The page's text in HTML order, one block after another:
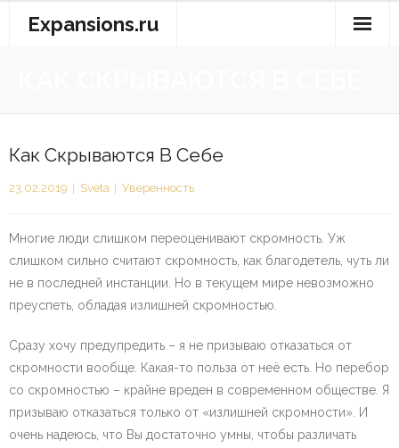
Expansions.ru
Как Скрываются В Себе
23.02.2019 Sveta Уверенность
Многие люди слишком переоценивают скромность. Уж
слишком сильно считают скромность, как благодетель, чуть ли
не в последней инстанции. Но в текущем мире невозможно
преуспеть, обладая излишней скромностью.
Сразу хочу предупредить – я не призываю отказаться от
скромности вообще. Какая-то польза от неё есть. Но перебор
со скромностью – крайне вреден в современном обществе. Я
призываю отказаться только от «излишней скромности». И
очень надеюсь, что Вы достаточно умны, чтобы различать